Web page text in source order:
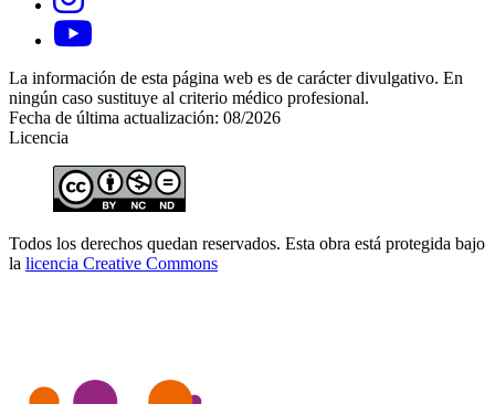
La información de esta página web es de carácter divulgativo. En
ningún caso sustituye al criterio médico profesional.
Fecha de última actualización: 08/2026
Licencia
Todos los derechos quedan reservados. Esta obra está protegida bajo
la licencia Creative Commons